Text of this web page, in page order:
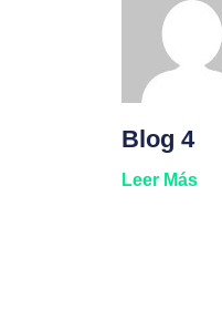
Blog 4
Leer Más